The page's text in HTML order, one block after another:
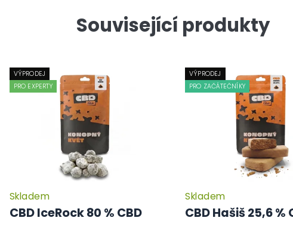
Související produkty
VÝPRODEJ
PRO EXPERTY
CBD IceRock 80 % CBD
Průměrné
hodnocení
produktu
Skladem
VÝPRODEJ
PRO ZAČÁTEČNÍKY
CBD Hašiš 25,6 %
Skladem